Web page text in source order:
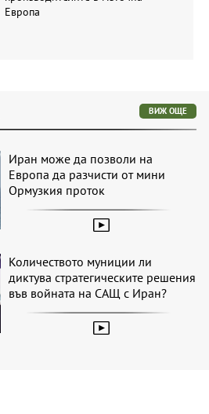
Европа
ВИЖ ОЩЕ
Иран може да позволи на
Европа да разчисти от мини
Ормузкия проток
Количеството муниции ли
диктува стратегическите решения
във войната на САЩ с Иран?